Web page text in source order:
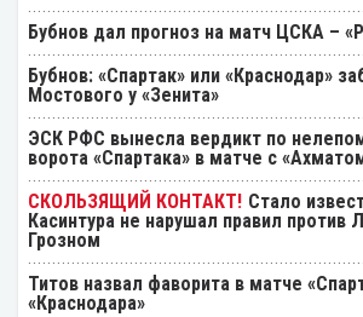
Бубнов дал прогноз на матч ЦСКА –
Бубнов: «Спартак» или «Краснодар»
Мостового у «Зенита»
ЭСК РФС вынесла вердикт по
ворота «Спартака» в матче с
Стало
Касинтура не нарушал правил против
Грозном
Титов назвал фаворита в матче
«Краснодара»